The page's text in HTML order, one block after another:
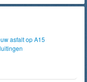
asfalt op A15